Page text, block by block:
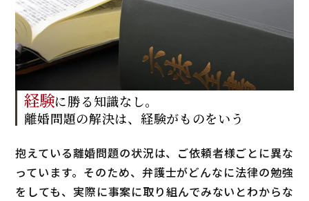
経験に勝る知識なし。
離婚問題の解決は、 経験がものをいう
抱えている離婚問題の状況は、ご依頼者様ごとに異な
っています。そのため、弁護士がどんなに法律の勉強
をしても、実際に事案に取り組んでみないとわからな